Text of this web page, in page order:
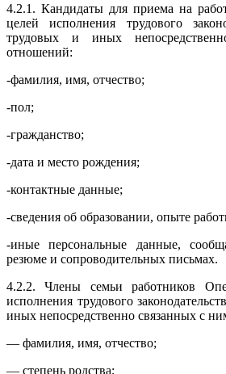
4.2.1. Кандидаты для приема на
целей исполнения трудового
трудовых и иных
отношений:
-фамилия, имя, отчество;
-пол;
-гражданство;
-дата и место рождения;
-контактные данные;
-сведения об образовании, опыте
-иные персональные данные,
резюме и сопроводительных письмах.
4.2.2. Члены семьи работников
исполнения трудового
иных непосредственно связанных с
— фамилия, имя, отчество;
— степень родства;